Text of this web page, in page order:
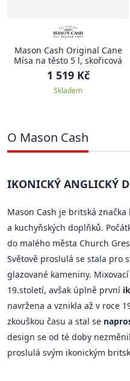
Mason Cash Original Cane
Mísa na těsto 5 l, skořicová
1 519 Kč
Skladem
O Mason Cash
IKONICKÝ ANGLICKÝ
Mason Cash je britská
a kuchyňských doplňků.
do malého města Church
Světově proslulá se stala pro
glazované kameniny.
19.století, avšak úplně první
navržena a vznikla až v roce
zkouškou času a stal se
design se od té doby
proslulá svým ikonickým